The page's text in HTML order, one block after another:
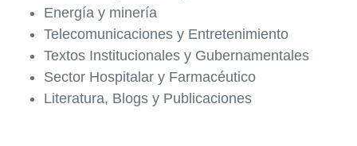
Energía y minería
Telecomunicaciones y Entretenimiento
Textos Institucionales y Gubernamentales
Sector Hospitalar y Farmacéutico
Literatura, Blogs y Publicaciones